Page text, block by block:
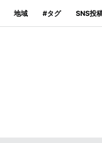
地域 #タグ SNS投